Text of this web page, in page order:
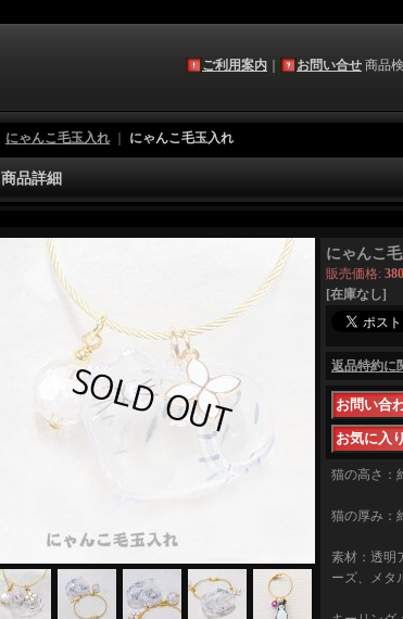
ご利用案内 お問い合せ 商品
にゃんこ毛玉入れ にゃんこ毛玉入れ
商品詳細
にゃんこ
販売価格:
[在庫なし]
返品特約に
猫の高さ：
猫の厚み：
素材：透明
ーズ、メタ